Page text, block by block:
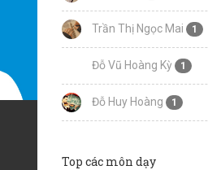
Trần Thị Ngọc Mai 1
Đỗ Vũ Hoàng Kỳ 1
Đỗ Huy Hoàng 1
Top các môn dạy